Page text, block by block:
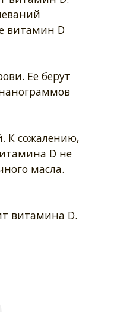
витамин D
Ее берут
К сожалению,
D не
масла.
витамина D.